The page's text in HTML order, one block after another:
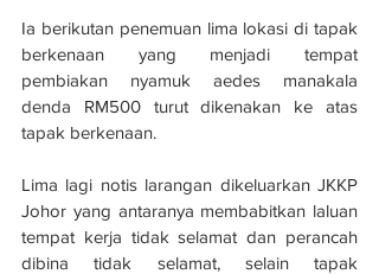
Ia berikutan penemuan lima lokasi di tapak
berkenaan yang menjadi tempat
pembiakan nyamuk aedes manakala
denda RM500 turut dikenakan ke atas
tapak berkenaan.
Lima lagi notis larangan dikeluarkan JKKP
Johor yang antaranya membabitkan laluan
tempat kerja tidak selamat dan perancah
dibina tidak selamat, selain tapak